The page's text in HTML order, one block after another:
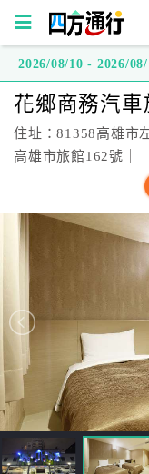
方
通
行
台
灣
房
接
跟
飯
2026/08/10 - 2026/08/
花鄉商務汽
住址：81358高雄市
高雄市旅館162號｜